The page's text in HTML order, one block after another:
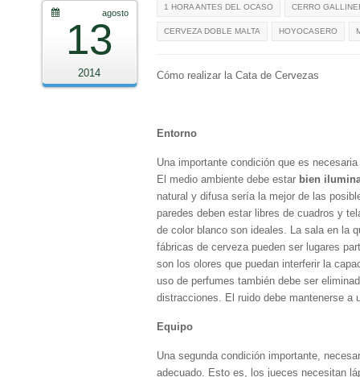
13
agosto
2014
1 HORA ANTES DEL OCASO CERRO
CERVEZA DOBLE MALTA HOYOCASERO
Cómo realizar la Cata de Cervezas
Entorno
Una importante condición que es
El medio ambiente debe estar bien
natural y difusa sería la mejor de las
paredes deben estar libres de cuadros y
de color blanco son ideales. La sala en la
fábricas de cerveza pueden ser lugares
son los olores que puedan interferir la
uso de perfumes también debe ser
distracciones. El ruido debe mantenerse
Equipo
Una segunda condición importante,
adecuado. Esto es, los jueces necesitan